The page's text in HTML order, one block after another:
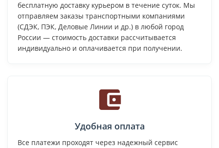
бесплатную доставку курьером в течение суток. Мы
отправляем заказы транспортными компаниями
(СДЭК, ПЭК, Деловые Линии и др.) в любой город
России — стоимость доставки рассчитывается
индивидуально и оплачивается при получении.
Удобная оплата
Все платежи проходят через надежный сервис